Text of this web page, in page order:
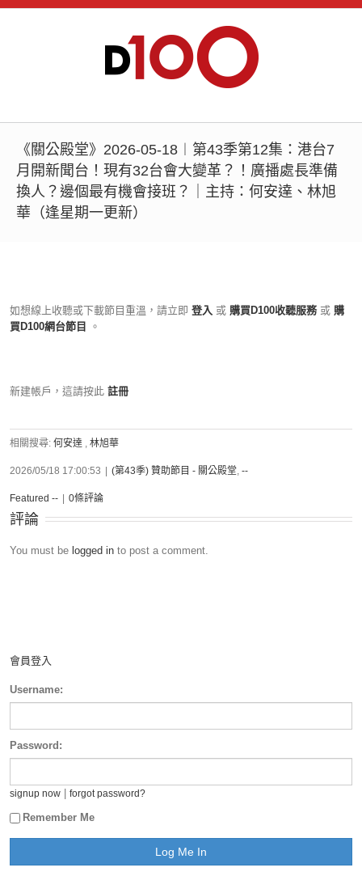
《關公殿堂》2026-05-18︱第43季第12集：港台7
月開新聞台！現有32台會大變革？！廣播處長準備
換人？邊個最有機會接班？｜主持：何安達、林旭
華（逢星期一更新）
如想線上收聽或下載節目重溫，請立即 登入 或 購買D100收聽服務 或 購
買D100網台節目
。
新建帳戶，這請按此 註冊
相關搜尋: 何安達 , 林旭華
2026/05/18 17:00:53 (第43季) 贊助節目 - 關公殿堂, --
Featured -- 0條評論
評論
You must be logged in to post a comment.
會員登入
Username:
Password:
signup now forgot password?
Remember Me